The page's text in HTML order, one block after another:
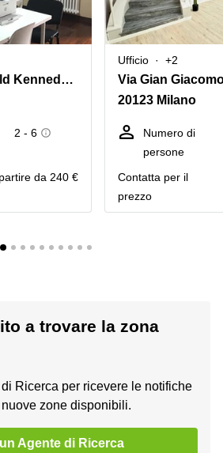
Via John Fitzgerald Kennedy 26
2 - 6
da 240 €
Ufficio +2
Via Gian
20123 Milano
Numero di
persone
Сontatta per il
prezzo
a trovare la zona
di Ricerca per ricevere le notifiche
zone disponibili.
Agente di Ricerca